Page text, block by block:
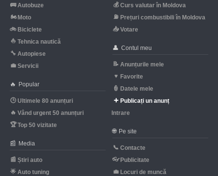
🚌 Autobuze
🏍 Moto
🚲 Biciclete
⛵ Tehnica nautică
🔧 Autopiese
💼 Servicii
🔥 Popular
🕒 Ultimele 80 anunțuri
🔥 Vând urgent 50 anunțuri
🏆Top 50 vizitate
📰 Media
📰 Știri auto
🌟 Auto tuning
💰 Curs valutar în Moldova
⛽ Prețuri combustibili în Moldova
📥 Votare
👤 Contul meu
📝 Anunțurile mele
♥ Favorite
👮 Datele mele
➕ Publicați un anunț
Intrare
🌐 Pe site
📞 Contacte
👓 Publicitate
💼 Locuri de muncă